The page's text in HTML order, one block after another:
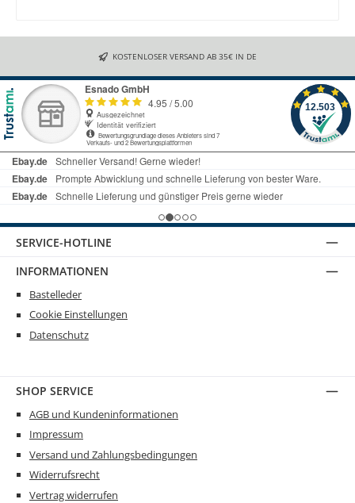
KOSTENLOSER VERSAND AB 35€ IN DE
SERVICE-HOTLINE
INFORMATIONEN
Bastelleder
Cookie Einstellungen
Datenschutz
SHOP SERVICE
AGB und Kundeninformationen
Impressum
Versand und Zahlungsbedingungen
Widerrufsrecht
Vertrag widerrufen